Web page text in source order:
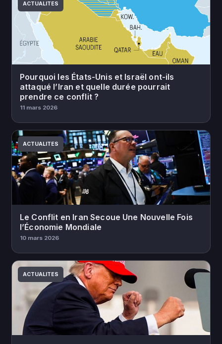
ACTUALITES
Pourquoi les États-Unis et Israël ont-ils
attaqué l’Iran et quelle durée pourrait
prendre ce conflit ?
11 mars 2026
ACTUALITES
Le Conflit en Iran Secoue Une Nouvelle Fois
l’Économie Mondiale
10 mars 2026
ACTUALITES